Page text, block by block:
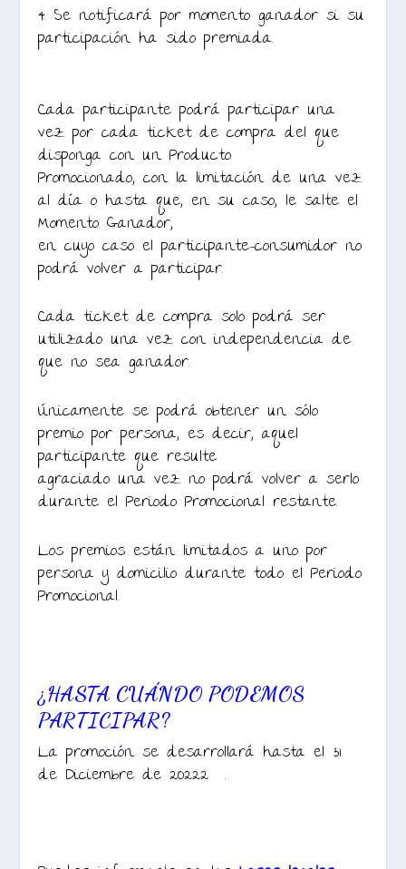
4. Se notificará por momento ganador si su
participación ha sido premiada.
Cada participante podrá participar una
vez por cada ticket de compra del que
disponga con un Producto
Promocionado, con la limitación de una vez
al día o hasta que, en su caso, le salte el
Momento Ganador,
en cuyo caso el participante-consumidor no
podrá volver a participar.
Cada ticket de compra solo podrá ser
utilizado una vez con independencia de
que no sea ganador.
Únicamente se podrá obtener un sólo
premio por persona, es decir, aquel
participante que resulte
agraciado una vez no podrá volver a serlo
durante el Periodo Promocional restante.
Los premios están limitados a uno por
persona y domicilio durante todo el Periodo
Promocional.
¿HASTA CUÁNDO PODEMOS
PARTICIPAR?
La promoción se desarrollará hasta el 31
de Diciembre de 20222 .